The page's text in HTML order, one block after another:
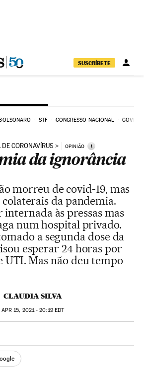
SUSCRÍBETE
STF CONGRESSO NACIONAL COVID-
DE CORONAVÍRUS OPINIÃO i
da ignorância
morreu de covid-19, mas
colaterais da pandemia.
internada às pressas mas
num hospital privado.
a segunda dose da
esperar 24 horas por
UTI. Mas não deu tempo
CLAUDIA SILVA
APR 15, 2021 - 20:19EDT
en TwitterRedes Sociales